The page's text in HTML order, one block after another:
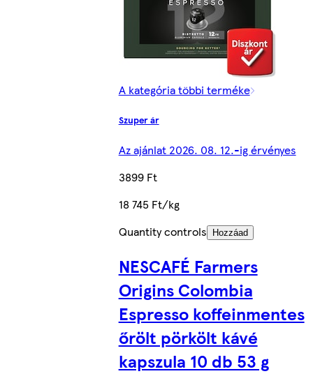
A kategória többi terméke
Szuper ár
Az ajánlat 2026. 08. 12.-ig érvényes
3899 Ft
18 745 Ft/kg
Quantity controls
Hozzáad
NESCAFÉ Farmers
Origins Colombia
Espresso koffeinmentes
őrölt pörkölt kávé
kapszula 10 db 53 g